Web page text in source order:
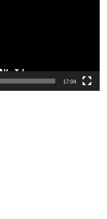
17:04